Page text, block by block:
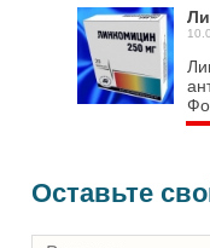
Оставьте